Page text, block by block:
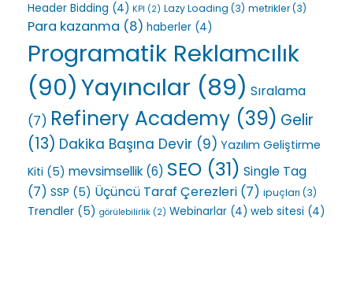
Header Bidding (4) KPI (2) Lazy Loading (3) metrikler(3)
Para kazanma (8) haberler (4)
Programatik Reklamcılık
(90)Yayıncılar (89) Sıralama
(7) Refinery Academy (39) Gelir
(13) Dakika Başına Devir (9) Yazılım Geliştirme
Kiti (5) mevsimsellik (6) SEO (31) Single Tag
(7) SSP (5) Üçüncü Taraf Çerezleri (7) ipuçları (3)
Trendler (5) görülebilirlik (2) Webinarlar (4) web sitesi (4)